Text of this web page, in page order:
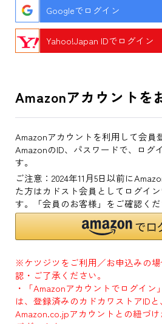
Googleでログイン
Yahoo!Japan IDでログイン
Amazonアカウントを
Amazonアカウントを利用して会員
AmazonのID、パスワードで、ログ
す。
ご注意：2024年11月5日以前に
た方はカドスト会員としてログイ
す。「会員のお客様」をご確認くだ
※ケツジツをご利用／お申込みの
認・ご了承ください。
・「Amazonアカウントでログイン
は、登録済みのカドカワストアID
Amazon.co.jpアカウントとの紐づ